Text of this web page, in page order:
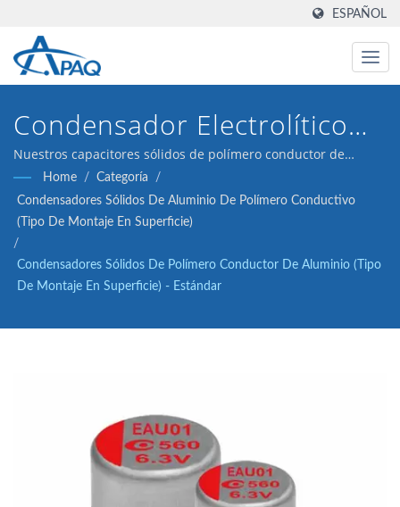
ESPAÑOL
Condensador Electrolítico
De Aluminio Sólido De Uso
General 2000hrs@ 105°C,
Proporcionando Un
Rendimiento Estable De
Regulación De Voltaje Y
Filtrado De Rizado.
Nuestros capacitores sólidos de polímero conductor de
aluminio de 6.3V 820μF ESR 12 (tipo de plomo radial) están
diseñados para cumplir con los convertidores DC-DC,
reguladores de voltaje y aplicaciones de desacoplamiento.
Home / Categoría
/
Condensadores Sólidos De Aluminio De Polímero Conductivo
(Tipo De Montaje En Superficie)
/
Condensadores Sólidos De Polímero Conductor De Aluminio (tipo
De Montaje En Superficie) - Estándar